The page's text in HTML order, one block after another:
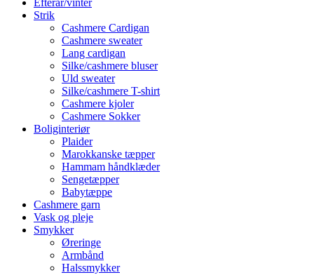
Efterår/vinter
Strik
Cashmere Cardigan
Cashmere sweater
Lang cardigan
Silke/cashmere bluser
Uld sweater
Silke/cashmere T-shirt
Cashmere kjoler
Cashmere Sokker
Boliginteriør
Plaider
Marokkanske tæpper
Hammam håndklæder
Sengetæpper
Babytæppe
Cashmere garn
Vask og pleje
Smykker
Øreringe
Armbånd
Halssmykker